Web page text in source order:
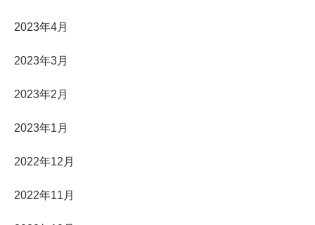
2023年4月
2023年3月
2023年2月
2023年1月
2022年12月
2022年11月